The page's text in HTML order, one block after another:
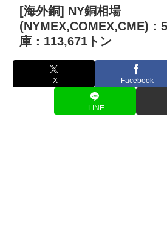
[海外銅] NY銅相場
(NYMEX,COMEX,CME)：
庫：113,671トン
X Facebook
LINE